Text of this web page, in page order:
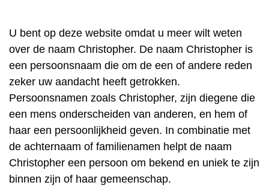
U bent op deze website omdat u meer wilt weten
over de naam Christopher. De naam Christopher is
een persoonsnaam die om de een of andere reden
zeker uw aandacht heeft getrokken.
Persoonsnamen zoals Christopher, zijn diegene die
een mens onderscheiden van anderen, en hem of
haar een persoonlijkheid geven. In combinatie met
de achternaam of familienamen helpt de naam
Christopher een persoon om bekend en uniek te zijn
binnen zijn of haar gemeenschap.